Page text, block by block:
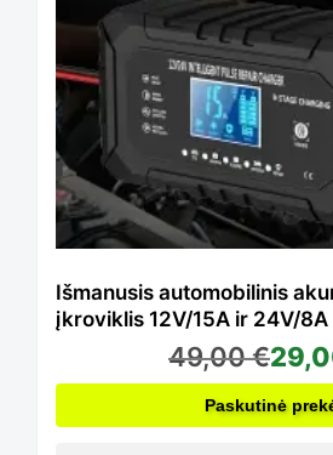
page
Išmanusis automobilinis
įkroviklis 12V/15A ir 24V/8A
49,00€
Paskutinė